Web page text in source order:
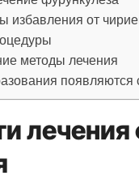
избавления от
методы лечения